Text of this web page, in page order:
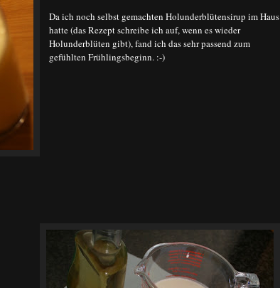
Da ich noch selbst gemachten Holunderblütensirup im Haus
hatte (das Rezept schreibe ich auf, wenn es wieder
Holunderblüten gibt), fand ich das sehr passend zum
gefühlten Frühlingsbeginn. :-)